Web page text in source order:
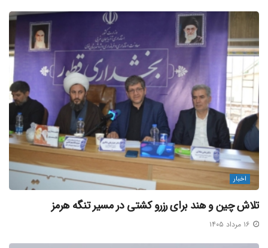
اخبار
تلاش چین و هند برای رزرو کشتی در مسیر تنگه هرمز